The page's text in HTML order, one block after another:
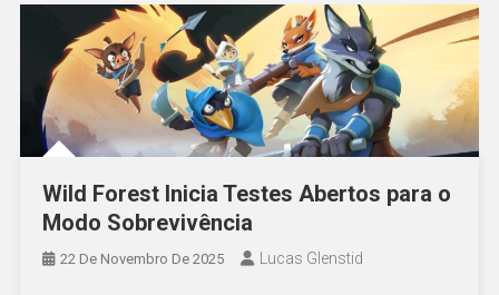
Wild Forest Inicia Testes Abertos para o
Modo Sobrevivência
22 De Novembro De 2025 Lucas Glenstid